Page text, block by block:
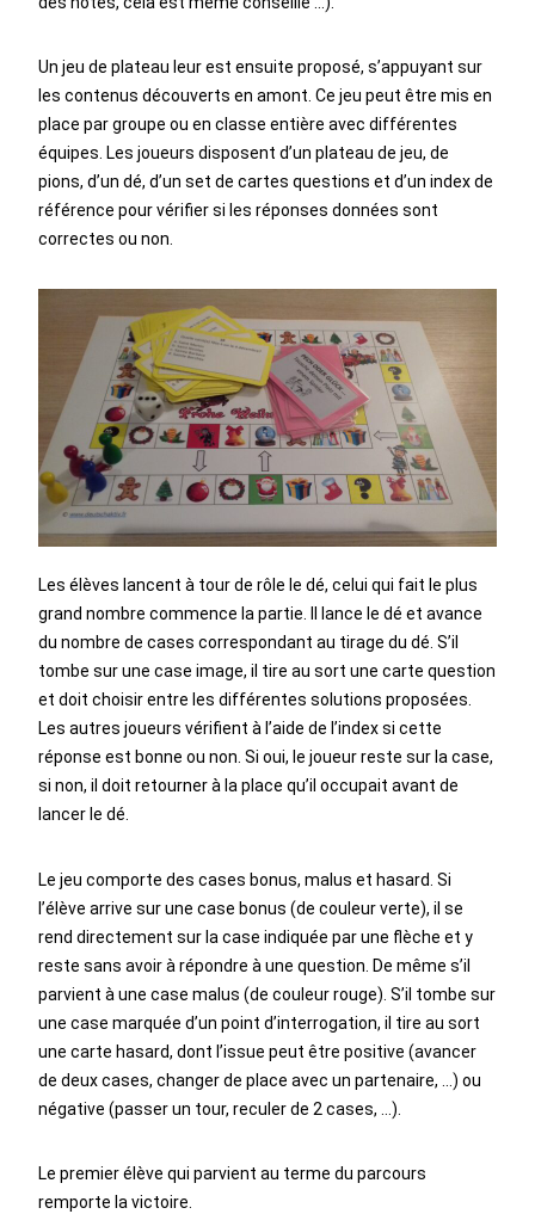
Un jeu de plateau leur est ensuite proposé, s’appuyant sur
les contenus découverts en amont. Ce jeu peut être mis en
place par groupe ou en classe entière avec différentes
équipes. Les joueurs disposent d’un plateau de jeu, de
pions, d’un dé, d’un set de cartes questions et d’un index de
référence pour vérifier si les réponses données sont
correctes ou non.
Les élèves lancent à tour de rôle le dé, celui qui fait le plus
grand nombre commence la partie. Il lance le dé et avance
du nombre de cases correspondant au tirage du dé. S’il
tombe sur une case image, il tire au sort une carte question
et doit choisir entre les différentes solutions proposées.
Les autres joueurs vérifient à l’aide de l’index si cette
réponse est bonne ou non. Si oui, le joueur reste sur la case,
si non, il doit retourner à la place qu’il occupait avant de
lancer le dé.
Le jeu comporte des cases bonus, malus et hasard. Si
l’élève arrive sur une case bonus (de couleur verte), il se
rend directement sur la case indiquée par une flèche et y
reste sans avoir à répondre à une question. De même s’il
parvient à une case malus (de couleur rouge). S’il tombe sur
une case marquée d’un point d’interrogation, il tire au sort
une carte hasard, dont l’issue peut être positive (avancer
de deux cases, changer de place avec un partenaire, …) ou
négative (passer un tour, reculer de 2 cases, …).
Le premier élève qui parvient au terme du parcours
remporte la victoire.